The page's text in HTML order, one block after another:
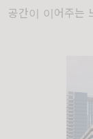
공간이 이어주는